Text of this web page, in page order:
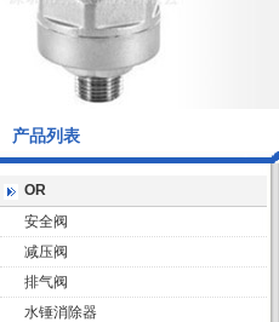
产品列表
OR
安全阀
减压阀
排气阀
水锤消除器